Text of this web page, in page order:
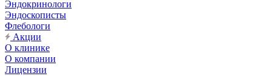
Эндокринологи
Эндоскописты
Флебологи
Акции
О клинике
О компании
Лицензии